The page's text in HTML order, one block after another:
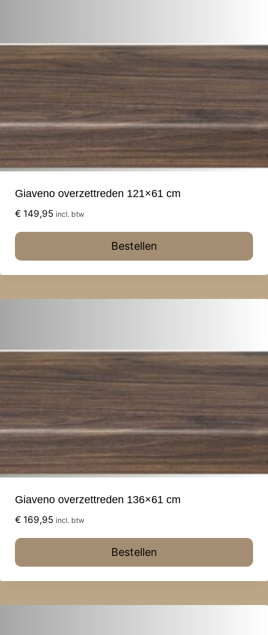
Giaveno overzettreden 121×61 cm
€ 149,95 incl. btw
Bestellen
Giaveno overzettreden 136×61 cm
€ 169,95 incl. btw
Bestellen